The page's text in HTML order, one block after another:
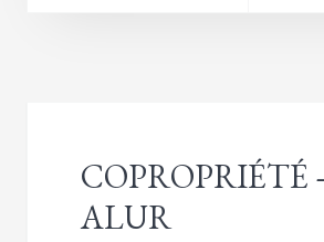
COPROPRIÉTÉ
ALUR